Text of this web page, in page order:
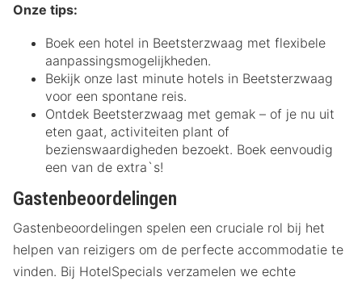
Onze tips:
Boek een hotel in Beetsterzwaag met flexibele
aanpassingsmogelijkheden.
Bekijk onze last minute hotels in Beetsterzwaag
voor een spontane reis.
Ontdek Beetsterzwaag met gemak – of je nu uit
eten gaat, activiteiten plant of
bezienswaardigheden bezoekt. Boek eenvoudig
een van de extra`s!
Gastenbeoordelingen
Gastenbeoordelingen spelen een cruciale rol bij het
helpen van reizigers om de perfecte accommodatie te
vinden. Bij HotelSpecials verzamelen we echte